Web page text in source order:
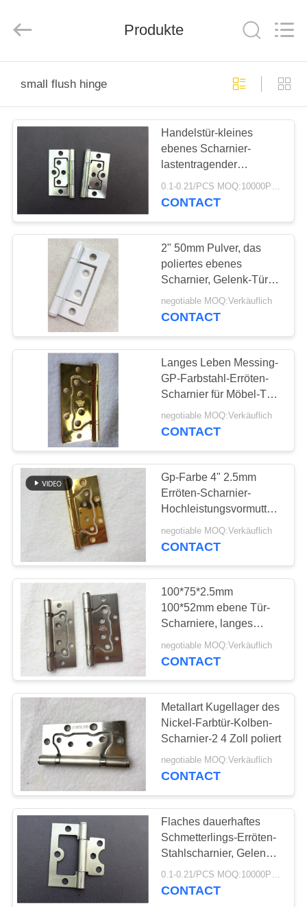
PRODUKTE
VIDEOS
ÜBER
UNS
FABRIK-
AUSFLUG
QUALITÄTSKONTROLLE
TRETEN
IN
VERBINDUNG
NACHRICHTEN
SITEMAP
PRIVACY
POLICY
Factory.
Produkte
small flush hinge
Handelstür-kleines
ebenes Scharnier-
lastentragender
Türeinstieg und
Schließen
0.1-0.21/PCS MOQ:10000PCS
CONTACT
2" 50mm Pulver, das
poliertes ebenes
Scharnier, Gelenk-Tür-
Hardware beschichtet
negotiable MOQ:Verkäuflich
CONTACT
Langes Leben Messing-
GP-Farbstahl-Erröten-
Scharnier für Möbel-Tür
unter Verwendung
negotiable MOQ:Verkäuflich
CONTACT
Gp-Farbe 4" 2.5mm
Erröten-Scharnier-
Hochleistungsvormutter-
Stahl Soem verfügbar
negotiable MOQ:Verkäuflich
CONTACT
100*75*2.5mm
100*52mm ebene Tür-
Scharniere, langes
Kolben-Scharnier mit
Soem-Entwurf
negotiable MOQ:Verkäuflich
CONTACT
Metallart Kugellager des
Nickel-Farbtür-Kolben-
Scharnier-2 4 Zoll poliert
negotiable MOQ:Verkäuflich
CONTACT
Flaches dauerhaftes
Schmetterlings-Erröten-
Stahlscharnier, Gelenk-
Scharnier für Handelstür
0.1-0.21/PCS MOQ:10000PCS
CONTACT